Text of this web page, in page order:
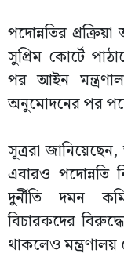
পদোন্নতির
সুপ্রিম কোর্টে
পর আইন
অনুমোদনের পর
সূত্ররা
এবারও পদোন্নতি
দুর্নীতি দমন
বিচারকদের
থাকলেও